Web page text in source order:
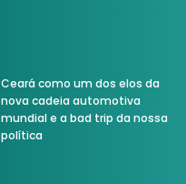
Ceará como um dos elos da
nova cadeia automotiva
mundial e a bad trip da nossa
política